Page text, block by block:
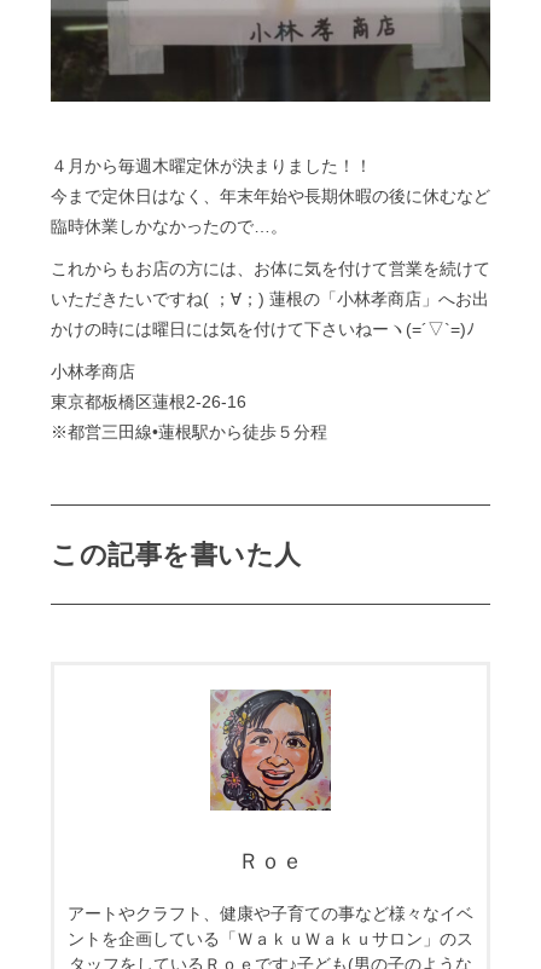
４月から毎週木曜定休が決まりました！！
今まで定休日はなく、年末年始や長期休暇の後に休むなど
臨時休業しかなかったので…。
これからもお店の方には、お体に気を付けて営業を続けて
いただきたいですね( ；∀；) 蓮根の「小林孝商店」へお出
かけの時には曜日には気を付けて下さいねーヽ(=´▽`=)ﾉ
小林孝商店
東京都板橋区蓮根2-26-16
※都営三田線•蓮根駅から徒歩５分程
この記事を書いた人
Ｒｏｅ
アートやクラフト、健康や子育ての事など様々なイベ
ントを企画している「ＷａｋｕＷａｋｕサロン」のス
タッフをしているＲｏｅです♪子ども(男の子のような